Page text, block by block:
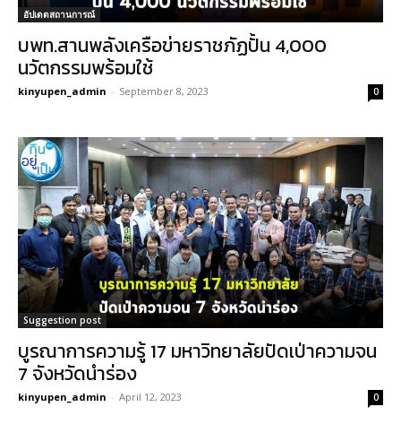
อัปเดตสถานการณ์
บพท.สานพลังเครือข่ายราชภัฏปั้น 4,000
นวัตกรรมพร้อมใช้
kinyupen_admin - September 8, 2023 0
Suggestion post
บูรณาการความรู้ 17 มหาวิทยาลัยปัดเป่าความจน
7 จังหวัดนำร่อง
kinyupen_admin - April 12, 2023 0